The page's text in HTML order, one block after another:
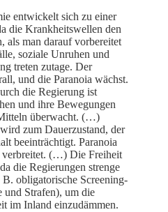
entwickelt sich zu einer
die Krankheitswellen den
als man darauf vorbereitet
soziale Unruhen und
treten zutage. Der
und die Paranoia wächst.
die Regierung ist
und ihre Bewegungen
überwacht. (…)
zum Dauerzustand, der
beeinträchtigt. Paranoia
verbreitet. (…) Die Freiheit
die Regierungen strenge
obligatorische Screening-
und Strafen), um die
im Inland einzudämmen.